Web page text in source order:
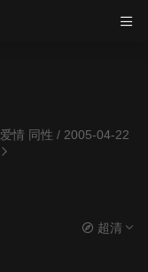
爱情 同性/ 2005-04-22
超清